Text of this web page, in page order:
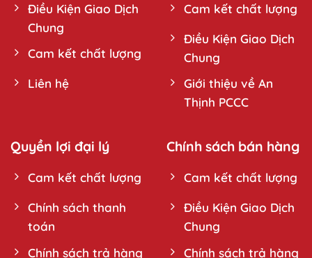
Điều Kiện Giao Dịch
Chung
Cam kết chất lượng
Liên hệ
Cam kết chất lượng
Điều Kiện Giao Dịch
Chung
Giới thiệu về An
Thịnh PCCC
Quyền lợi đại lý
Cam kết chất lượng
Chính sách thanh
toán
Chính sách trả hàng
Chính sách bán hàng
Cam kết chất lượng
Điều Kiện Giao Dịch
Chung
Chính sách trả hàng